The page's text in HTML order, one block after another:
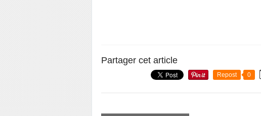
Partager cet article
Repost 0